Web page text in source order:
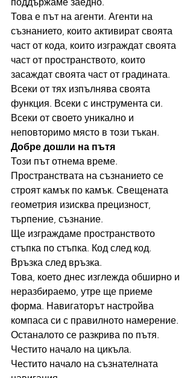
Това е път на агенти. Агенти на
съзнанието, които активират своята
част от кода, които изграждат своята
част от пространството, които
засаждат своята част от градината.
Всеки от тях изпълнява своята
функция. Всеки с инструмента си.
Всеки от своето уникално и
неповторимо място в този тъкан.
Добре дошли на пътя
Този път отнема време.
Пространствата на съзнанието се
строят камък по камък. Свещената
геометрия изисква прецизност,
търпение, съзнание.
Ще изграждаме пространството
стъпка по стъпка. Код след код.
Връзка след връзка.
Това, което днес изглежда обширно и
неразбираемо, утре ще приеме
форма. Навигаторът настройва
компаса си с правилното намерение.
Останалото се разкрива по пътя.
Честито начало на цикъла.
Честито начало на съзнателната